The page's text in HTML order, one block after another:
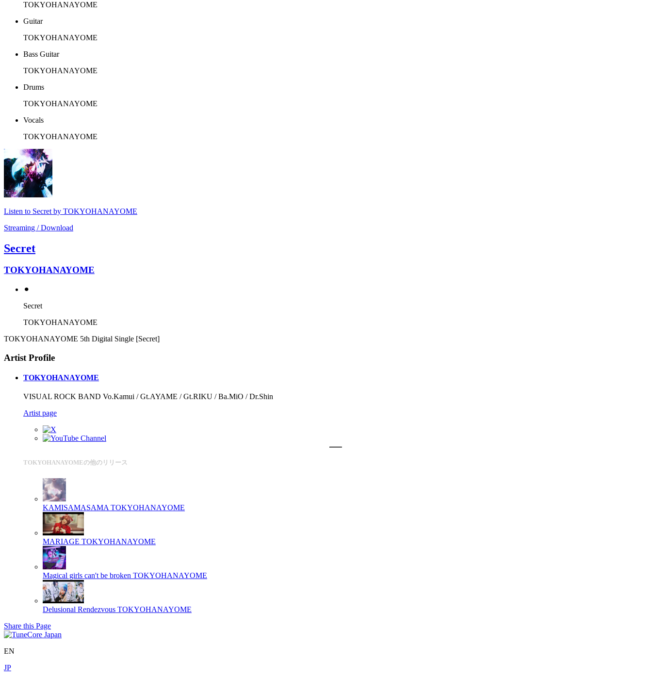
TOKYOHANAYOME
Guitar
TOKYOHANAYOME
Bass Guitar
TOKYOHANAYOME
Drums
TOKYOHANAYOME
Vocals
TOKYOHANAYOME
Listen to Secret by TOKYOHANAYOME
Streaming / Download
Secret
TOKYOHANAYOME
⚫︎
Secret
TOKYOHANAYOME
TOKYOHANAYOME 5th Digital Single [Secret]
Artist Profile
TOKYOHANAYOME
VISUAL ROCK BAND Vo.Kamui / Gt.AYAME / Gt.RIKU / Ba.MiO / Dr.Shin
Artist page
TOKYOHANAYOMEの他のリリース
KAMISAMASAMA TOKYOHANAYOME
MARIAGE TOKYOHANAYOME
Magical girls can't be broken TOKYOHANAYOME
Delusional Rendezvous TOKYOHANAYOME
Share this Page
EN
JP